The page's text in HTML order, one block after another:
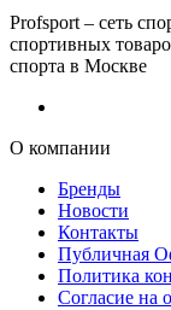
Profsport – сеть
спортивных
спорта в Москве
О компании
Бренды
Новости
Контакты
Публичная
Политика
Согласие на